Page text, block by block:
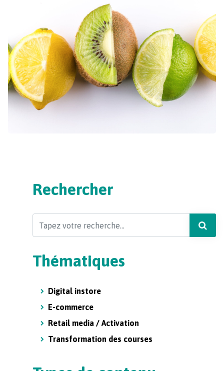
Rechercher
Thématiques
Digital instore
E-commerce
Retail media / Activation
Transformation des courses